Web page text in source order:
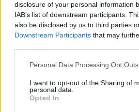
disclosure of your personal information
IAB’s list of downstream participants.
also be disclosed by us to third parties
Downstream Participants that may
Personal Data Processing Opt Outs
I want to opt-out of the Sharing of
personal data.
Opted In